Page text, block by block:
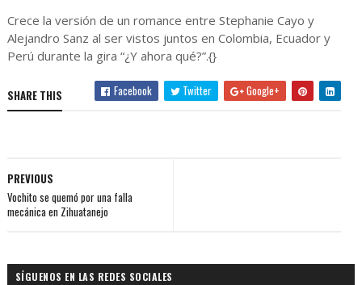
Crece la versión de un romance entre Stephanie Cayo y
Alejandro Sanz al ser vistos juntos en Colombia, Ecuador y
Perú durante la gira “¿Y ahora qué?”.{}
SHARE THIS Facebook Twitter Google+
PREVIOUS
Vochito se quemó por una falla
mecánica en Zihuatanejo
SÍGUENOS EN LAS REDES SOCIALES